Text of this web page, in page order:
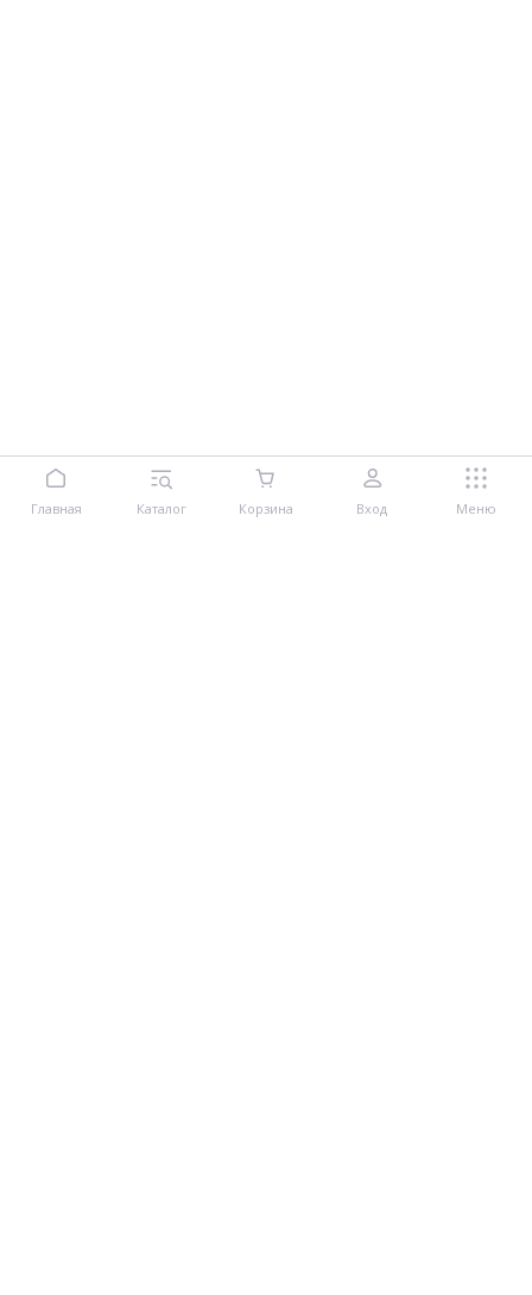
Главная Каталог Корзина Вход Меню